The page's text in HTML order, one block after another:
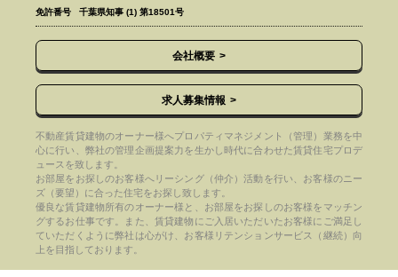
免許番号 千葉県知事 (1) 第18501号
会社概要
求人募集情報
不動産賃貸建物のオーナー様へプロパティマネジメント（管理）業務を中
心に行い、弊社の管理企画提案力を生かし時代に合わせた賃貸住宅プロデ
ュースを致します。
お部屋をお探しのお客様へリーシング（仲介）活動を行い、お客様のニー
ズ（要望）に合った住宅をお探し致します。
優良な賃貸建物所有のオーナー様と、お部屋をお探しのお客様をマッチン
グするお仕事です。また、賃貸建物にご入居いただいたお客様にご満足し
ていただくように弊社は心がけ、お客様リテンションサービス（継続）向
上を目指しております。